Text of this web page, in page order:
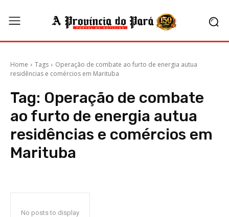
Home Tags
Operação de combate ao furto de energia autua
residências e comércios em Marituba
Tag: Operação de combate
ao furto de energia autua
residências e comércios em
Marituba
No posts to display